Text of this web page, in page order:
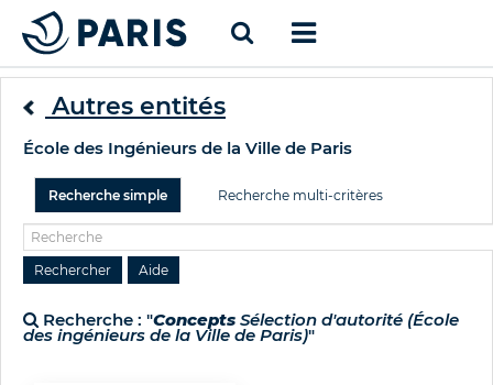
Autres entités
École des Ingénieurs de la Ville de Paris
Recherche simple Recherche multi-critères
Recherche : "Concepts Sélection d'autorité (École
des ingénieurs de la Ville de Paris)"